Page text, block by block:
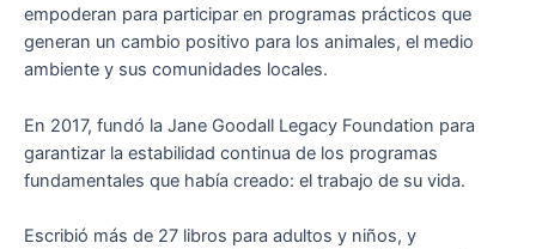
empoderan para participar en programas prácticos que
generan un cambio positivo para los animales, el medio
ambiente y sus comunidades locales.
En 2017, fundó la Jane Goodall Legacy Foundation para
garantizar la estabilidad continua de los programas
fundamentales que había creado: el trabajo de su vida.
Escribió más de 27 libros para adultos y niños, y